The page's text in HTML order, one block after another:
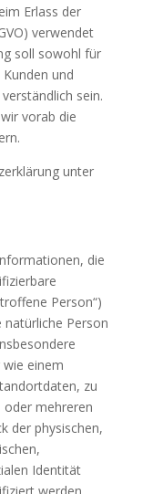
Erlass der
verwendet
soll sowohl für
und
sein.
vorab die
unter
die
Person“)
natürliche Person
einem
zu
oder mehreren
der physischen,
Identität
werden